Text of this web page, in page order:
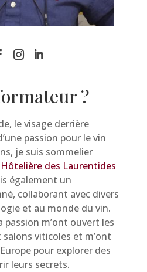
?
le visage derrière
passion pour le vin
je suis sommelier
des Laurentides
également un
collaborant avec divers
et au monde du vin.
m’ont ouvert les
viticoles et m’ont
pour explorer des
leurs secrets.